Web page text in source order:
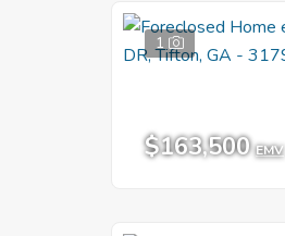
1
$163,500 EMV